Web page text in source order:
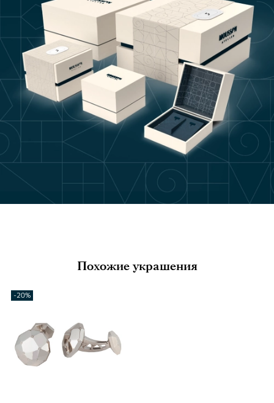
Похожие украшения
-20%